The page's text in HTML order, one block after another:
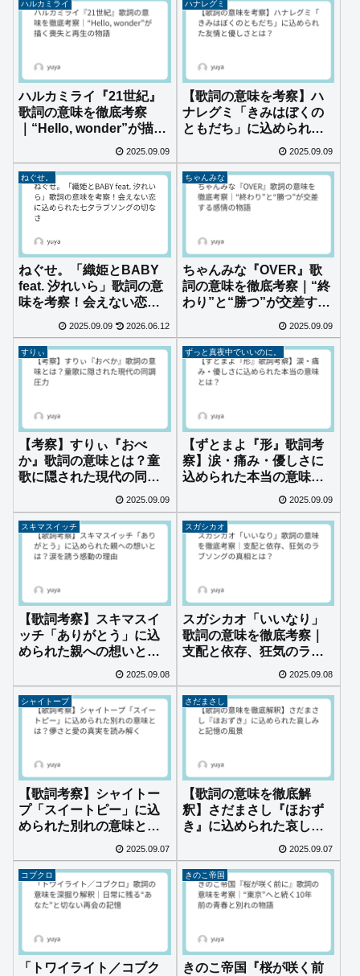
ハルカミライ
ハルカミライ『21世紀』
歌詞の意味を徹底考察
｜“Hello, wonder”が描く
喪失と再生の物語
2025.09.09
ハナレグミ
【歌詞の意味を考察】ハ
ナレグミ「きみはぼくの
ともだち」に込められた
友情と優しさとは？
2025.09.09
ねぐせ。
ねぐせ。「織姫とBABY
feat. 汐れいら」歌詞の意
味を考察！会えない恋に
グの切なさ
2025.09.09 2026.06.12
ちゃんみな
ちゃんみな『OVER』歌
詞の意味を徹底考察｜“終
わり”と“勝つ”が交差する
2025.09.09
すりぃ
【考察】すりぃ『おべ
か』歌詞の意味とは？童
歌に隠された現代の同調
2025.09.09
ずっと真夜中でいいのに。
【ずとまよ『形』歌詞考
察】涙・痛み・優しさに
込められた本当の意味と
2025.09.09
スキマスイッチ
【歌詞考察】スキマスイ
ッチ「ありがとう」に込
められた親への想いと
は？涙を誘う感動の理由
2025.09.08
スガシカオ
スガシカオ「いいなり」
歌詞の意味を徹底考察｜
支配と依存、狂気のラブ
ソングの真相とは？
2025.09.08
シャイトープ
【歌詞考察】シャイトー
プ「スイートピー」に込
められた別れの意味と
は？儚さと愛の真実を読
み解く
2025.09.07
さだまさし
【歌詞の意味を徹底解
釈】さだまさし『ほおず
き』に込められた哀しみ
2025.09.07
コブクロ
「トワイライト／コブク
きのこ帝国
きのこ帝国『桜が咲く前